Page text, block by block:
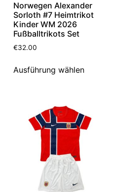
Norwegen Alexander
Sorloth #7 Heimtrikot
Kinder WM 2026
Fußballtrikots Set
€32.00
Ausführung wählen